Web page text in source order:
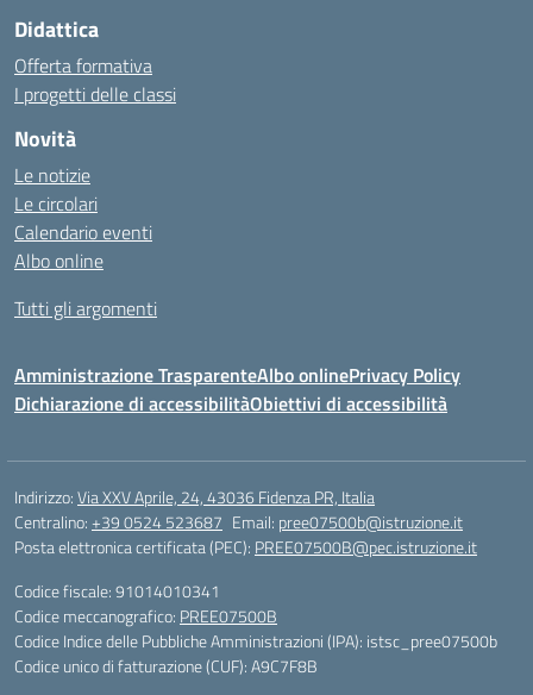
Didattica
Offerta formativa
I progetti delle classi
Novità
Le notizie
Le circolari
Calendario eventi
Albo online
Tutti gli argomenti
Amministrazione TrasparenteAlbo onlinePrivacy Policy
Dichiarazione di accessibilitàObiettivi di accessibilità
Indirizzo:Via XXV Aprile, 24, 43036 Fidenza PR, Italia
Centralino:+39 0524 523687 Email: pree07500b@istruzione.it
Posta elettronica certificata (PEC): PREE07500B@pec.istruzione.it
Codice fiscale: 91014010341
Codice meccanografico: PREE07500B
Codice Indice delle Pubbliche Amministrazioni (IPA): istsc_pree07500b
Codice unico di fatturazione (CUF): A9C7F8B